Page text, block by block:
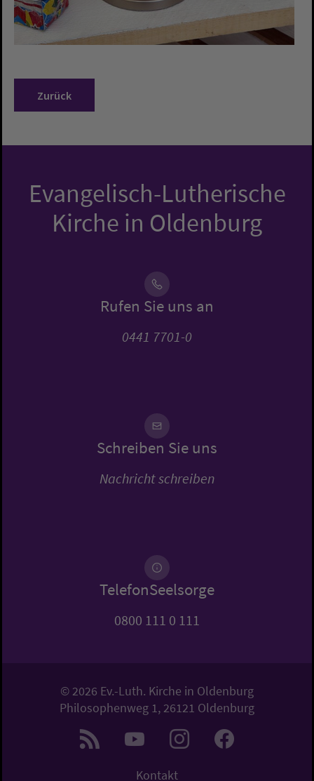
Zurück
Evangelisch-Lutherische
Kirche in Oldenburg
Rufen Sie uns an
0441 7701-0
Schreiben Sie uns
Nachricht schreiben
TelefonSeelsorge
0800 111 0 111
© 2026 Ev.-Luth. Kirche in Oldenburg
Philosophenweg 1, 26121 Oldenburg
Kontakt